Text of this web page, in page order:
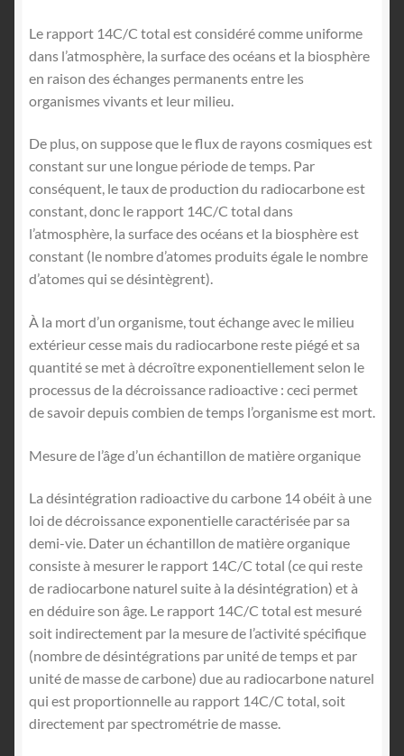
Le rapport 14C/C total est considéré comme uniforme
dans l’atmosphère, la surface des océans et la biosphère
en raison des échanges permanents entre les
organismes vivants et leur milieu.
De plus, on suppose que le flux de rayons cosmiques est
constant sur une longue période de temps. Par
conséquent, le taux de production du radiocarbone est
constant, donc le rapport 14C/C total dans
l’atmosphère, la surface des océans et la biosphère est
constant (le nombre d’atomes produits égale le nombre
d’atomes qui se désintègrent).
À la mort d’un organisme, tout échange avec le milieu
extérieur cesse mais du radiocarbone reste piégé et sa
quantité se met à décroître exponentiellement selon le
processus de la décroissance radioactive : ceci permet
de savoir depuis combien de temps l’organisme est mort.
Mesure de l’âge d’un échantillon de matière organique
La désintégration radioactive du carbone 14 obéit à une
loi de décroissance exponentielle caractérisée par sa
demi-vie. Dater un échantillon de matière organique
consiste à mesurer le rapport 14C/C total (ce qui reste
de radiocarbone naturel suite à la désintégration) et à
en déduire son âge. Le rapport 14C/C total est mesuré
soit indirectement par la mesure de l’activité spécifique
(nombre de désintégrations par unité de temps et par
unité de masse de carbone) due au radiocarbone naturel
qui est proportionnelle au rapport 14C/C total, soit
directement par spectrométrie de masse.